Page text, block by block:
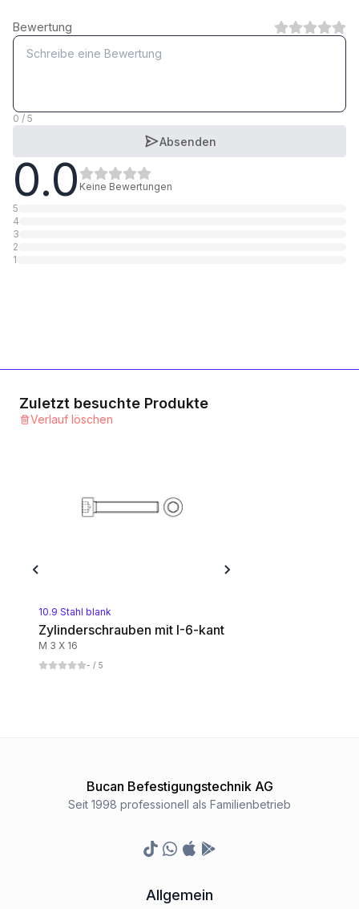
8.8 Stahl verzinkt
1 Kategorie
12.9 Stahl blank
1 Kategorie
Mit niedrigem Kopf
Mit metrischem Feingewinde
8.8 Stahl blank
1 Kategorie
Linksgewinde
Kategorie
Bewertung
0 / 5
Absenden
0.0 Keine Bewertungen
5
4
3
2
1
Zuletzt besuchte Produkte
Verlauf löschen
10.9 Stahl blank
Zylinderschrauben mit I-6-kant
M 3 X 16
- / 5
Bucan Befestigungstechnik AG
Seit 1998 professionell als Familienbetrieb
TikTokWhatsapp
Appstore
Google Play Store
Allgemein